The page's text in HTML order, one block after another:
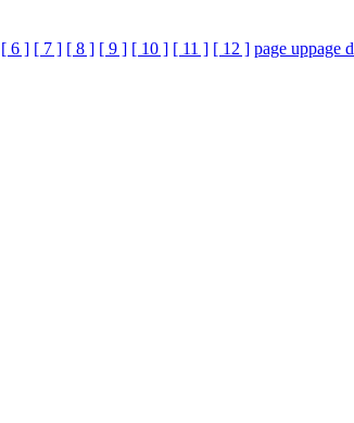
[ 6 ] [ 7 ] [ 8 ] [ 9 ] [ 10 ] [ 11 ] [ 12 ] page uppage